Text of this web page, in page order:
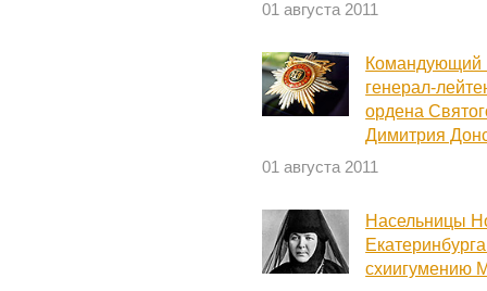
01 августа 2011
Командующий
генерал-
ордена
Димитрия
01 августа 2011
Насельницы
схиигумению